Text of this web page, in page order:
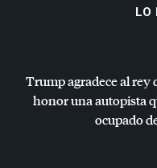
LO
Trump agradece al rey
honor una autopista
ocupado